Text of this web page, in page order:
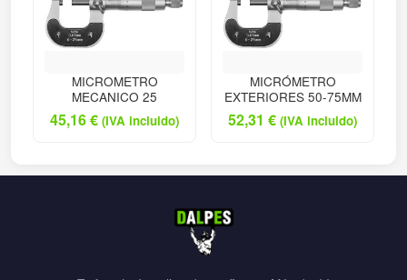
MICROMETRO
MECANICO 25
45,16€ (IVA incluido)
MICRÓMETRO
EXTERIORES 50-75MM
52,31 € (IVA incluido)